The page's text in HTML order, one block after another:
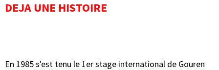
DEJA UNE HISTOIRE
En 1985 s'est tenu le 1er stage international de Gouren